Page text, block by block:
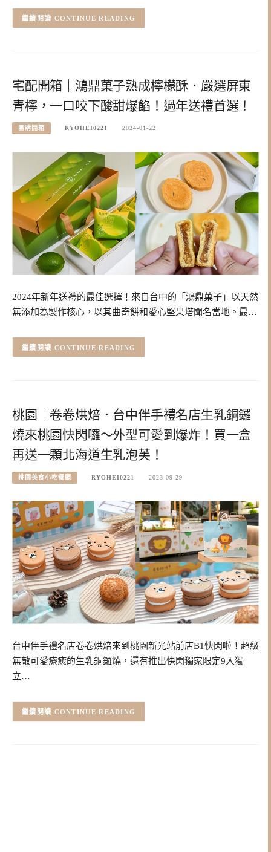
CONTINUE READING
宅配開箱｜鴻鼎菓子熟成檸檬酥．嚴選屏東
青檸，一口咬下酸甜爆餡！過年送禮首選！
團購開箱 RYOHEI0221 2024-01-22
2024年新年送禮的最佳選擇！來自台中的「鴻鼎菓子」以天然
無添加為製作核心，以其曲奇餅和愛心堅果塔聞名當地。最…
CONTINUE READING
桃園｜卷卷烘焙．台中伴手禮名店生乳銅鑼
燒來桃園快閃囉～外型可愛到爆炸！買一盒
再送一顆北海道生乳泡芙！
桃園美食小吃餐廳 RYOHEI0221 2023-09-29
台中伴手禮名店卷卷烘焙來到桃園新光站前店B1快閃啦！超級
無敵可愛療癒的生乳銅鑼燒，還有推出快閃獨家限定9入獨
立…
CONTINUE READING